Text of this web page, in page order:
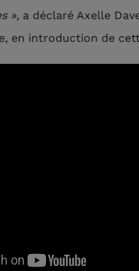
», a déclaré Axelle
en introduction de